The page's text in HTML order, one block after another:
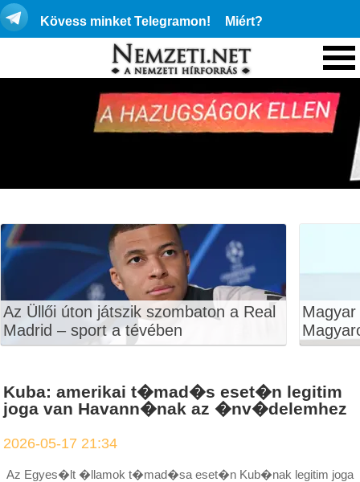
Kövess minket Telegramon! Miért?
Az Üllői úton játszik szombaton a Real
Madrid – sport a tévében
Kuba: amerikai t�mad�s eset�n legitim
joga van Havann�nak az �nv�delemhez
2026-05-17 21:34
Az Egyes�lt �llamok t�mad�sa eset�n Kub�nak legitim joga